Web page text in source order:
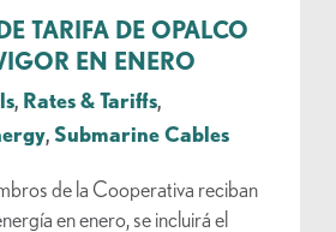
TARIFA DE OPALCO
EN ENERO
Rates & Tariffs
Submarine Cables
de la Cooperativa reciban
en enero, se incluirá el